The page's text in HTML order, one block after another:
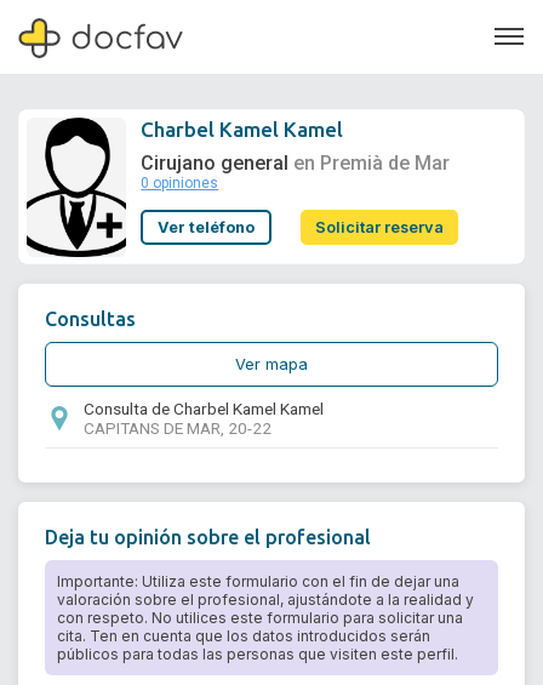
Soporte
Charbel Kamel Kamel
Cirujano general en Premià de Mar
0 opiniones
Ver teléfono Solicitar reserva
Consultas
Ver mapa
Consulta de Charbel Kamel Kamel
CAPITANS DE MAR, 20-22
Deja tu opinión sobre el profesional
Importante: Utiliza este formulario con el fin de dejar una
valoración sobre el profesional, ajustándote a la realidad y
con respeto. No utilices este formulario para solicitar una
cita. Ten en cuenta que los datos introducidos serán
públicos para todas las personas que visiten este perfil.